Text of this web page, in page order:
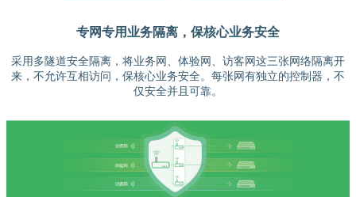
专网专用业务隔离，保核心业务安全
采用多隧道安全隔离，将业务网、体验网、访客网这三张网络隔离开
来，不允许互相访问，保核心业务安全。每张网有独立的控制器，不
仅安全并且可靠。